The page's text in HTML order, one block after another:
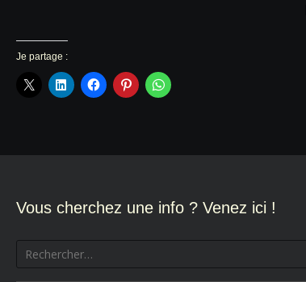
Je partage :
Vous cherchez une info ? Venez ici !
Rechercher :